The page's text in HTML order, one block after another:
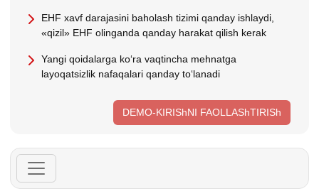
EHF хavf darajasini baholash tizimi qanday ishlaydi,
«qizil» EHF olinganda qanday harakat qilish kerak
Yangi qoidalarga koʻra vaqtincha mehnatga
layoqatsizlik nafaqalari qanday toʻlanadi
DEMO-KIRIShNI FAOLLAShTIRISh